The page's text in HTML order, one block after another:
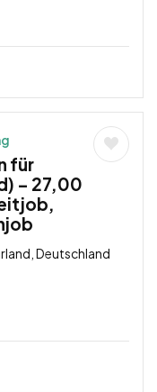
für
– 27,00
Deutschland